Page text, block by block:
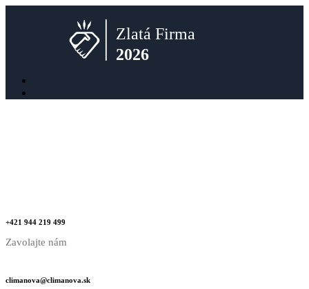
+421 944 219 499
Zavolajte nám
climanova@climanova.sk